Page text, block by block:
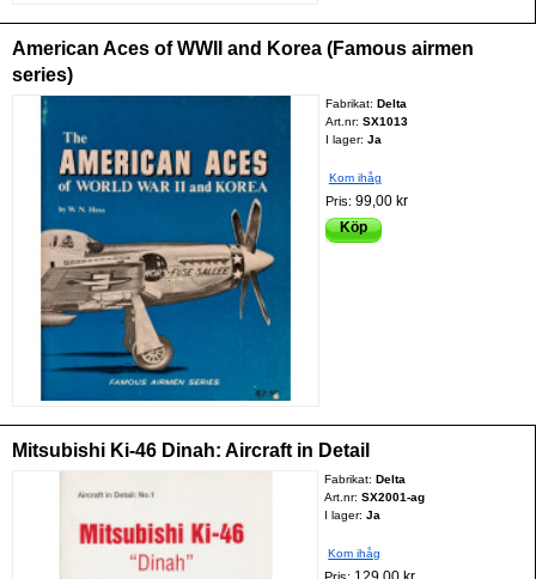
American Aces of WWII and Korea (Famous airmen
series)
Fabrikat: Delta
Art.nr: SX1013
I lager: Ja
Kom ihåg
Pris: 99,00 kr
Köp
Mitsubishi Ki-46 Dinah: Aircraft in Detail
Fabrikat:Delta
Art.nr:SX2001-ag
I lager: Ja
Kom ihåg